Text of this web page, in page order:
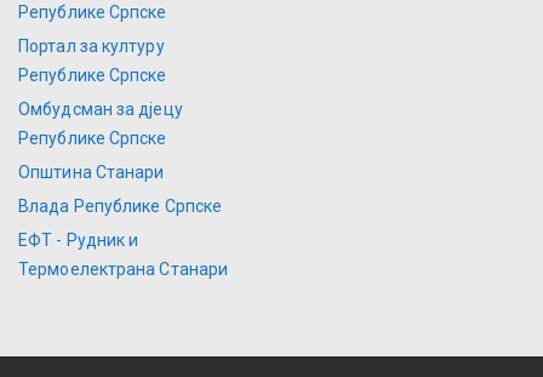
Републике Српске
Портал за културу
Републике Српске
Омбудсман за дјецу
Републике Српске
Општина Станари
Влада Републике Српске
ЕФТ - Рудник и
Термоелектрана Станари